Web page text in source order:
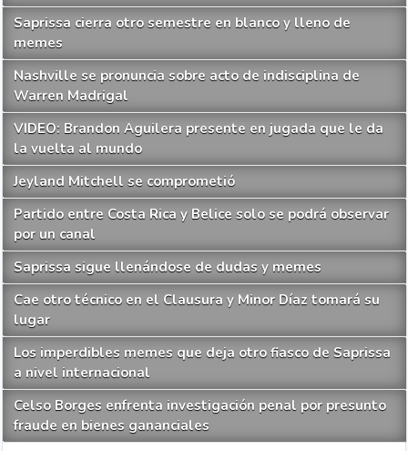
Saprissa cierra otro semestre en blanco y lleno de
memes
Nashville se pronuncia sobre acto de indisciplina de
Warren Madrigal
VIDEO: Brandon Aguilera presente en jugada que le da
la vuelta al mundo
Jeyland Mitchell se comprometió
Partido entre Costa Rica y Belice solo se podrá observar
por un canal
Saprissa sigue llenándose de dudas y memes
Cae otro técnico en el Clausura y Minor Díaz tomará su
lugar
Los imperdibles memes que deja otro fiasco de Saprissa
a nivel internacional
Celso Borges enfrenta investigación penal por presunto
fraude en bienes gananciales